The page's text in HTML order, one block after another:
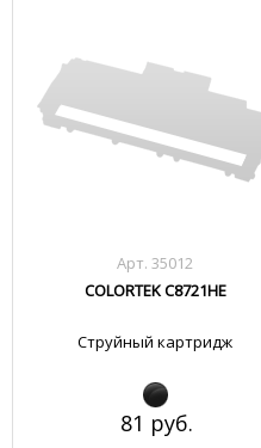
Арт. 35012
COLORTEK C8721HE
Струйный картридж
81 руб.